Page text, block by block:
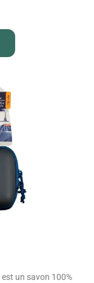
est un savon 100%